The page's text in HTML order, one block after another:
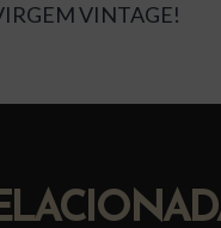
VINTAGE!